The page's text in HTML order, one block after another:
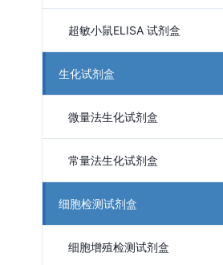
超敏小鼠ELISA 试剂盒
生化试剂盒
微量法生化试剂盒
常量法生化试剂盒
细胞检测试剂盒
细胞增殖检测试剂盒